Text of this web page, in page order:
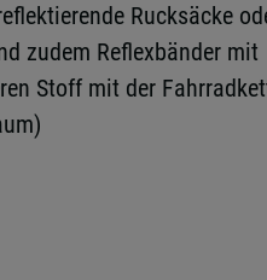
Rucksäcke
zudem Reflexbänder mit
Stoff mit der